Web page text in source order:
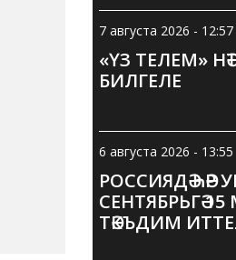
7 августа 2026 - 12:57
«ҮЗ ТЕЛЕМ»
БИЛГЕЛЕ
6 августа 2026 - 13:55
РОССИЯДӘ ҺӘР
СЕНТЯБРЬГӘ
ТӘКЪДИМ